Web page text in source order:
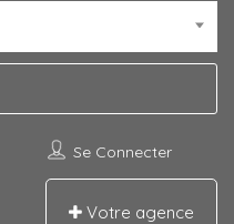
Se Connecter
Votre agence